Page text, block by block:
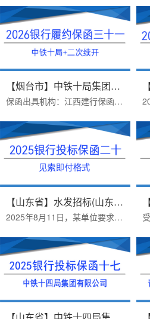
【烟台市】中铁十局集团有限公司...
保函出具机构：江西建行保函受益人：中铁十局集团有限公司办理时效：三个工作日办理优势：第二次续开保函，办理难度大，完美出函保函金额：336620.24出函时间：2026.5.11保...
【山东省】水发招标(山东)有限公...
2025年8月11日，某单位要求开具受益人为：水发招标(山东)有限公司，银行投标保函。2025年8月11日顺利出函。办理投标保函需要资料：1 投标公司营业执照扫描件（拍照），2 招...